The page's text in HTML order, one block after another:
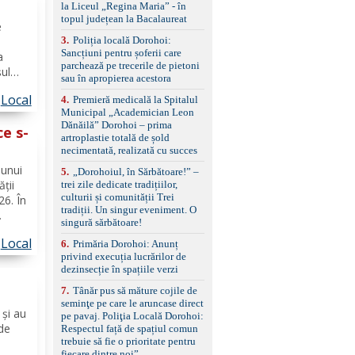
Local
s-
În
de
Local
au
panoramică, geamuri
spate fumurii Carlig de
remorcare Bonus: -
Covorașe textile montate
pe mașină. -Ofer și un
set de covorașe din
împreună cu un set de
anvelope de iarnă.
la Liceul „Regina Maria” - în
topul județean la Bacalaureat
3. Poliția locală Dorohoi:
Sancțiuni pentru șoferii care
parchează pe trecerile de pietoni
sau în apropierea acestora
4. Premieră medicală la Spitalul
Municipal „Academician Leon
Dănăilă” Dorohoi – prima
artroplastie totală de șold
necimentată, realizată cu succes
5.
„Dorohoiul, în Sărbătoare!” –
trei zile dedicate tradițiilor,
culturii și comunității Trei
tradiții. Un singur eveniment. O
singură sărbătoare!
6. Primăria Dorohoi: Anunț
privind execuția lucrărilor de
dezinsecție în spațiile verzi
7. Tânăr pus să măture cojile de
seminţe pe care le aruncase direct
pe pavaj. Poliţia Locală Dorohoi:
Respectul față de spațiul comun
trebuie să fie o prioritate pentru